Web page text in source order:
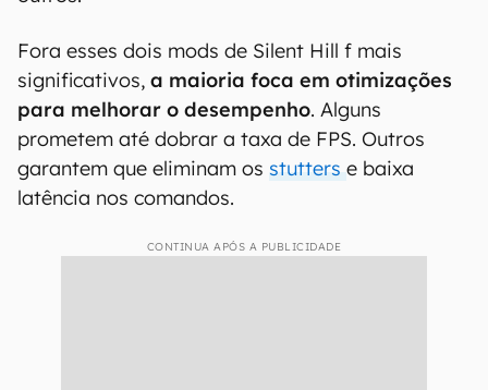
Fora esses dois mods de Silent Hill f mais
significativos, a maioria foca em otimizações
para melhorar o desempenho. Alguns
prometem até dobrar a taxa de FPS. Outros
garantem que eliminam os stutters e baixa
latência nos comandos.
CONTINUA APÓS A PUBLICIDADE